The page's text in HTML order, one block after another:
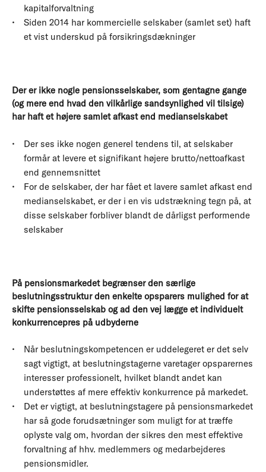
kapitalforvaltning
Siden 2014 har kommercielle selskaber (samlet set) haft
et vist underskud på forsikringsdækninger
Der er ikke nogle pensionsselskaber, som gentagne gange
(og mere end hvad den vilkårlige sandsynlighed vil tilsige)
har haft et højere samlet afkast end medianselskabet
Der ses ikke nogen generel tendens til, at selskaber
formår at levere et signifikant højere brutto/nettoafkast
end gennemsnittet
For de selskaber, der har fået et lavere samlet afkast end
medianselskabet, er der i en vis udstrækning tegn på, at
disse selskaber forbliver blandt de dårligst performende
selskaber
På pensionsmarkedet begrænser den særlige
beslutningsstruktur den enkelte opsparers mulighed for at
skifte pensionsselskab og ad den vej lægge et individuelt
konkurrencepres på udbyderne
Når beslutningskompetencen er uddelegeret er det selv
sagt vigtigt, at beslutningstagerne varetager opsparernes
interesser professionelt, hvilket blandt andet kan
understøttes af mere effektiv konkurrence på markedet.
Det er vigtigt, at beslutningstagere på pensionsmarkedet
har så gode forudsætninger som muligt for at træffe
oplyste valg om, hvordan der sikres den mest effektive
forvaltning af hhv. medlemmers og medarbejderes
pensionsmidler.